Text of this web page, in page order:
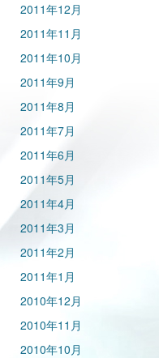
2011年12月
2011年11月
2011年10月
2011年9月
2011年8月
2011年7月
2011年6月
2011年5月
2011年4月
2011年3月
2011年2月
2011年1月
2010年12月
2010年11月
2010年10月